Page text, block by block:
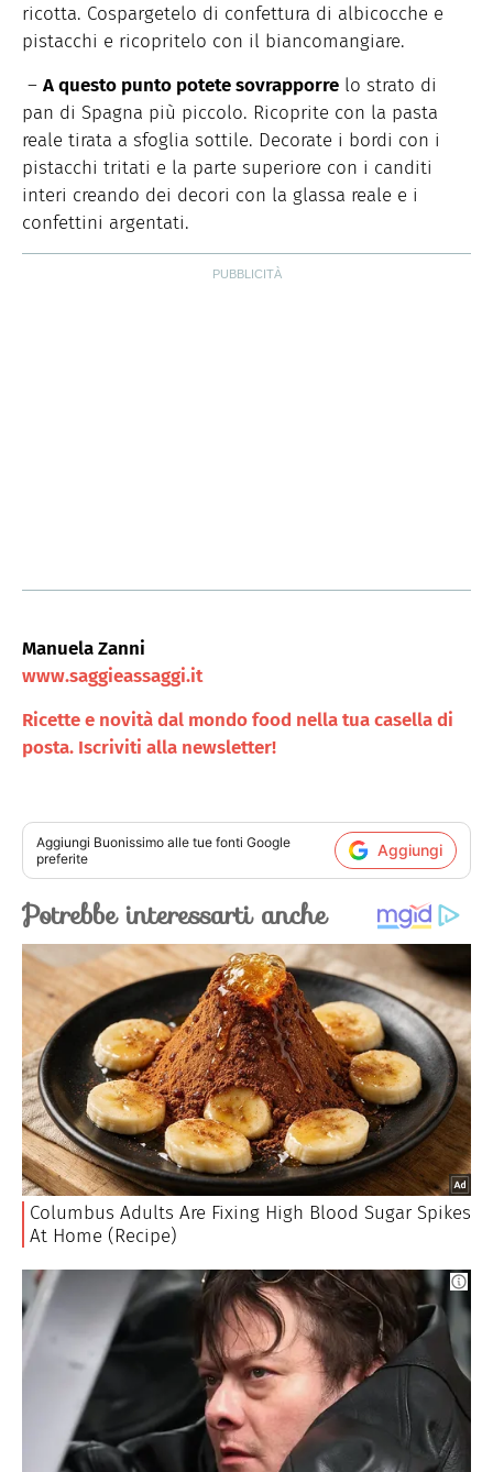
ricotta. Cospargetelo di confettura di albicocche e
pistacchi e ricopritelo con il biancomangiare.
– A questo punto potete sovrapporre lo strato di
pan di Spagna più piccolo. Ricoprite con la pasta
reale tirata a sfoglia sottile. Decorate i bordi con i
pistacchi tritati e la parte superiore con i canditi
interi creando dei decori con la glassa reale e i
confettini argentati.
Manuela Zanni
www.saggieassaggi.it
Ricette e novità dal mondo food nella tua casella di
posta. Iscriviti alla newsletter!
Aggiungi Buonissimo alle tue fonti Google
preferite
Aggiungi